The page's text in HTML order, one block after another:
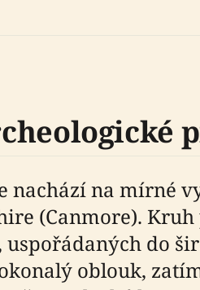
nachází na mírné
(Canmore).
do
oblouk,